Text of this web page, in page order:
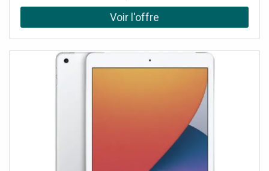
les looks.Avec des harmonies de 4 fards, les Couture Mini
Clutch ont été pensées pour les amateurs de looks nudes
Clutch pour y répondre!Mini et coutureFaciles à
transporter partout et munies d'un petit pinceau pour
appliquer et estomper facilement les fards, c'est le nouvel
allié de tous vos makeup longue tenue.